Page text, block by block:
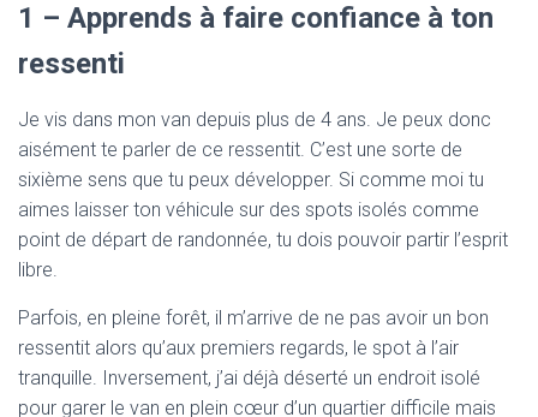
1 – Apprends à faire confiance à ton
ressenti
Je vis dans mon van depuis plus de 4 ans. Je peux donc
aisément te parler de ce ressentit. C’est une sorte de
sixième sens que tu peux développer. Si comme moi tu
aimes laisser ton véhicule sur des spots isolés comme
point de départ de randonnée, tu dois pouvoir partir l’esprit
libre.
Parfois, en pleine forêt, il m’arrive de ne pas avoir un bon
ressentit alors qu’aux premiers regards, le spot à l’air
tranquille. Inversement, j’ai déjà déserté un endroit isolé
pour garer le van en plein cœur d’un quartier difficile mais